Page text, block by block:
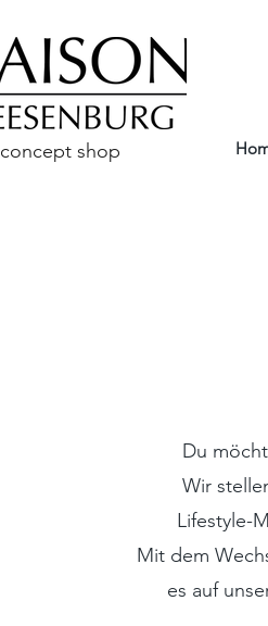
concept shop
Du
Wir
Lifestyle-
Mit dem
es auf